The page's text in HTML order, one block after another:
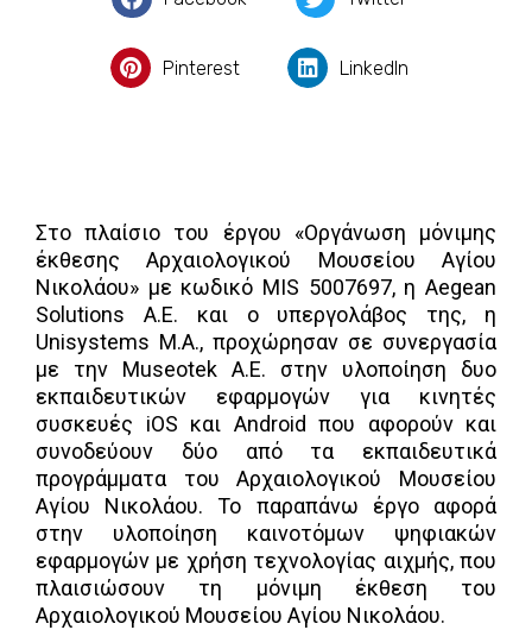
Pinterest LinkedIn
Στο πλαίσιο του έργου «Οργάνωση μόνιμης
έκθεσης Αρχαιολογικού Μουσείου Αγίου
Νικολάου» με κωδικό MIS 5007697, η Aegean
Solutions Α.Ε. και ο υπεργολάβος της, η
Unisystems Μ.Α., προχώρησαν σε συνεργασία
με την Μuseotek Α.Ε. στην υλοποίηση δυο
εκπαιδευτικών εφαρμογών για κινητές
συσκευές iOS και Android που αφορούν και
συνοδεύουν δύο από τα εκπαιδευτικά
προγράμματα του Αρχαιολογικού Μουσείου
Αγίου Νικολάου. Το παραπάνω έργο αφορά
στην υλοποίηση καινοτόμων ψηφιακών
εφαρμογών με χρήση τεχνολογίας αιχμής, που
πλαισιώσουν τη μόνιμη έκθεση του
Αρχαιολογικού Μουσείου Αγίου Νικολάου.